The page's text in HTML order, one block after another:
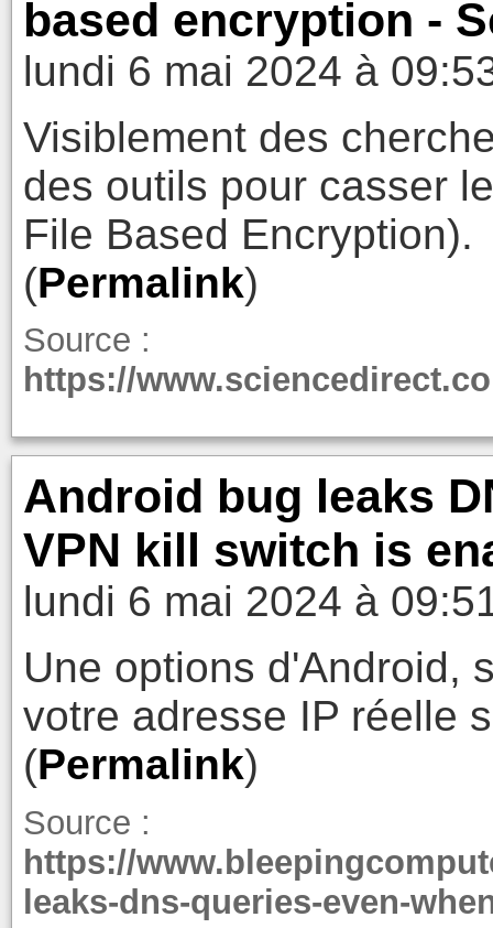
based encryption -
lundi 6 mai 2024 à
Visiblement des
des outils pour casser
File Based Encryption).
(Permalink)
Source :
https://
Android bug leaks
VPN kill switch is
lundi 6 mai 2024 à
Une options d'Android,
votre adresse IP réelle
(Permalink)
Source :
https://
leaks-dns-queries-even-